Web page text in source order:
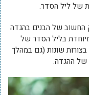
של ליל הסדר.
החשוב של הבנים בהגדה
בליל הסדר של
בצורות שונות (גם במהלך
של ההגדה.